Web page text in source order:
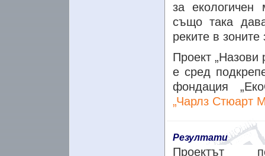
за
също така
реките в
Проект „Назови
е сред
фондация
„Чарлз Стюарт
Резултати
Проектът